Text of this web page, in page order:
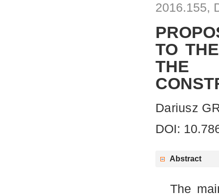
2016.155,
TO
THE
Dariusz
DOI:
Abstract
The